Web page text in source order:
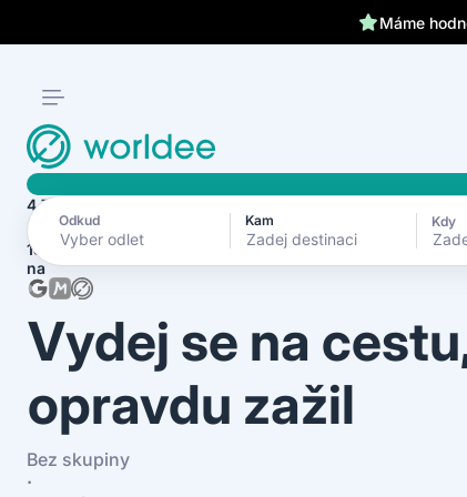
Klientům kryjeme
Odkud Kam Kdy
4.7
1870+ recenzí
na
Vydej se na
opravdu zažil
Bez skupiny
·